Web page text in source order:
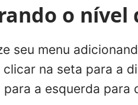
o nível
seu menu
clicar na seta para a
para a esquerda